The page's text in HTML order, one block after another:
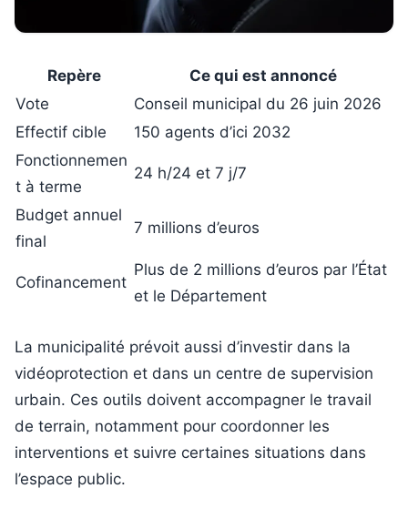
Repère
Ce qui est annoncé
Vote
Conseil municipal du 26 juin 2026
Effectif cible
150 agents d’ici 2032
Fonctionnemen
t à terme
24 h/24 et 7 j/7
Budget annuel
final
7 millions d’euros
Cofinancement
Plus de 2 millions d’euros par l’État
et le Département
La municipalité prévoit aussi d’investir dans la
vidéoprotection et dans un centre de supervision
urbain. Ces outils doivent accompagner le travail
de terrain, notamment pour coordonner les
interventions et suivre certaines situations dans
l’espace public.